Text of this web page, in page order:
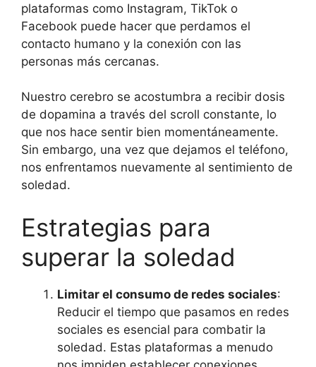
plataformas como Instagram, TikTok o
Facebook puede hacer que perdamos el
contacto humano y la conexión con las
personas más cercanas.
Nuestro cerebro se acostumbra a recibir dosis
de dopamina a través del scroll constante, lo
que nos hace sentir bien momentáneamente.
Sin embargo, una vez que dejamos el teléfono,
nos enfrentamos nuevamente al sentimiento de
soledad.
Estrategias para
superar la soledad
Limitar el consumo de redes sociales:
Reducir el tiempo que pasamos en redes
sociales es esencial para combatir la
soledad. Estas plataformas a menudo